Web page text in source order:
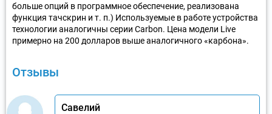
больше опций в программное обеспечение, реализована
функция тачскрин и т. п.) Используемые в работе устройства
технологии аналогичны серии Carbon. Цена модели Live
примерно на 200 долларов выше аналогичного «карбона».
Отзывы
Савелий